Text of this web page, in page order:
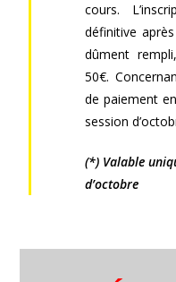
cours.
définitive
dûment
50€.
de paiement
session
(*) Valable
d’octobre